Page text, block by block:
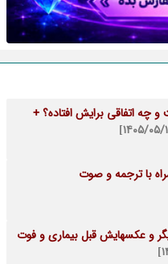
اتفاقی برایش افتاده؟ +
با ترجمه و صوت
و عکسهایش قبل بیماری و فوت